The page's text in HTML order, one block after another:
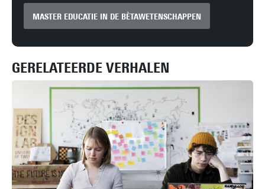
MASTER EDUCATIE IN DE BÈTAWETENSCHAPPEN
GERELATEERDE VERHALEN